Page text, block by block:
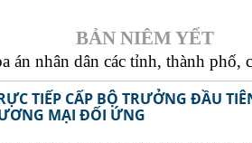
BẢN NIÊM YẾT
án nhân dân các tỉnh, thành phố,
TIẾP CẤP BỘ TRƯỞNG ĐẦU
MẠI ĐỐI ỨNG